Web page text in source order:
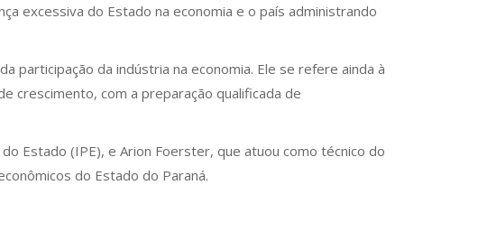
excessiva do Estado na economia e o país administrando
participação da indústria na economia. Ele se refere ainda à
crescimento, com a preparação qualificada de
Estado (IPE), e Arion Foerster, que atuou como técnico do
do Estado do Paraná.